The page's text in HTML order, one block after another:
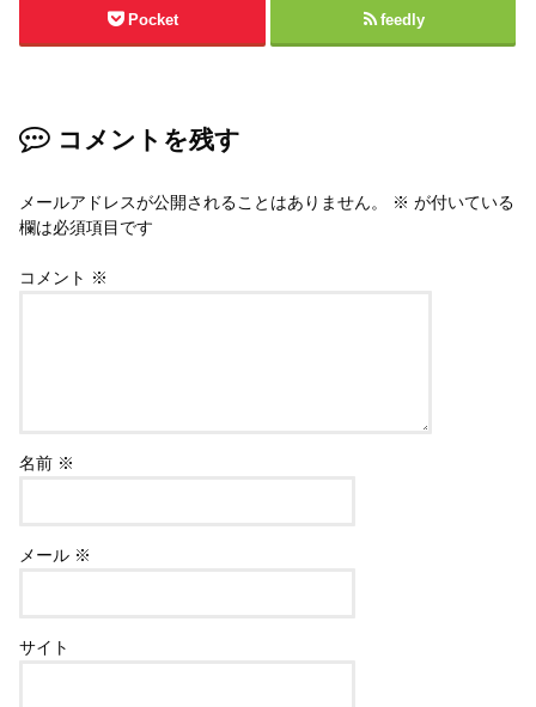
Pocket feedly
コメントを残す
メールアドレスが公開されることはありません。 ※ が付いている
欄は必須項目です
コメント ※
名前 ※
メール ※
サイト